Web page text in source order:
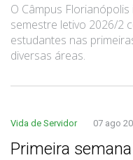
O Câmpus
semestre letivo 2026/2
estudantes nas
diversas áreas.
Vida de Servidor 07 ago
Primeira